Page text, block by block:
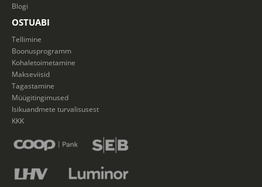
Blogi
OSTUABI
Tellimine
Boonusprogramm
Kohaletoimetamine
Makseviisid
Tagastamine
Müügitingimused
Isikuandmete turvalisusest
KKK